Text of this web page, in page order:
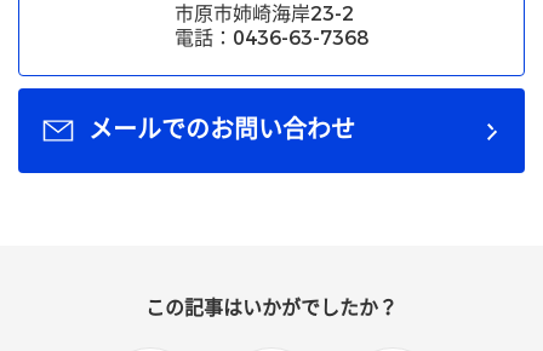
市原市姉崎海岸23-2
電話：0436-63-7368
メールでのお問い合わせ
この記事はいかがでしたか？